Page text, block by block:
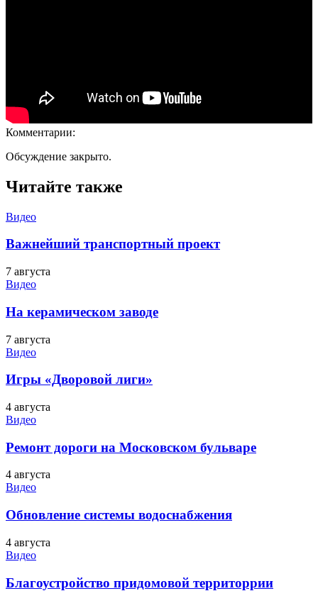
Комментарии:
Обсуждение закрыто.
Читайте также
Видео
Важнейший транспортный проект
7 августа
Видео
На керамическом заводе
7 августа
Видео
Игры «Дворовой лиги»
4 августа
Видео
Ремонт дороги на Московском бульваре
4 августа
Видео
Обновление системы водоснабжения
4 августа
Видео
Благоустройство придомовой территоррии